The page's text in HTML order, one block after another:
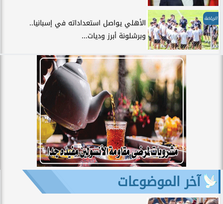
الرياضة
الأهلي يواصل استعداداته في إسبانيا..
وبرشلونة أبرز وديات...
آخر الموضوعات